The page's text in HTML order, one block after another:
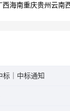
西海南重庆贵州 云南
标｜中标通知